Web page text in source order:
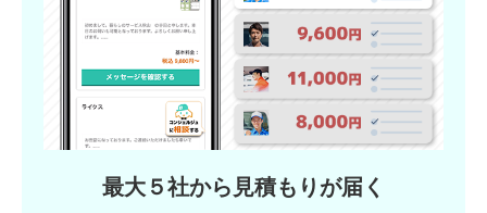
最大５社から見積もりが届く